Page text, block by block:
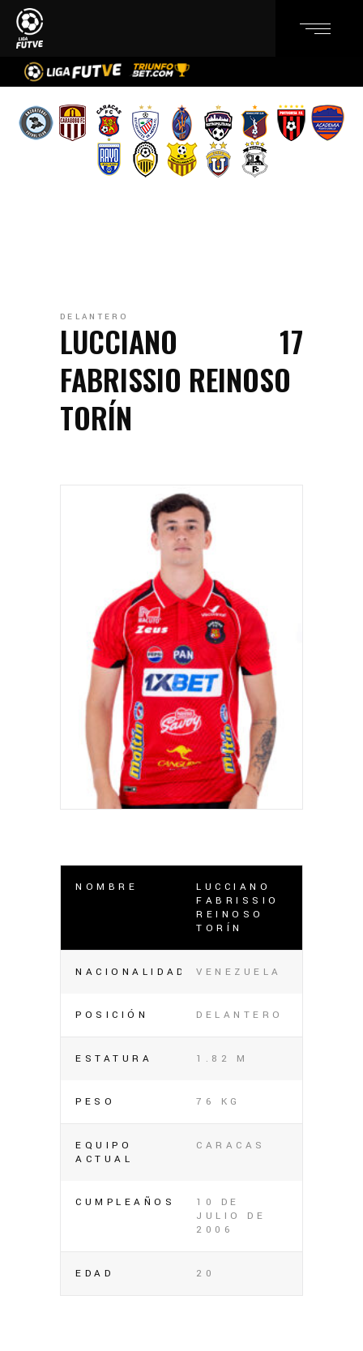
DELANTERO
17
LUCCIANO
FABRISSIO REINOSO
TORÍN
NOMBRE
LUCCIANO
FABRISSIO
REINOSO
TORÍN
NACIONALIDAD VENEZUELA
POSICIÓN DELANTERO
ESTATURA 1.82 M
PESO 76 KG
EQUIPO
ACTUAL
CARACAS
CUMPLEAÑOS
10 DE
JULIO DE
2006
EDAD 20